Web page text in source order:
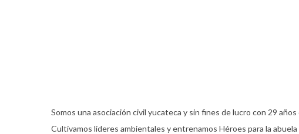
Somos una asociación civil yucateca y sin fines de lucro con 29
Cultivamos líderes ambientales y entrenamos Héroes para la